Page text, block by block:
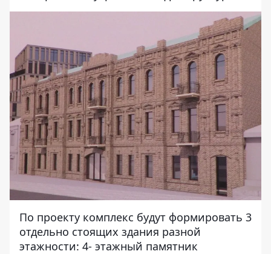
По проекту комплекс будут формировать 3
отдельно стоящих здания разной
этажности: 4- этажный памятник